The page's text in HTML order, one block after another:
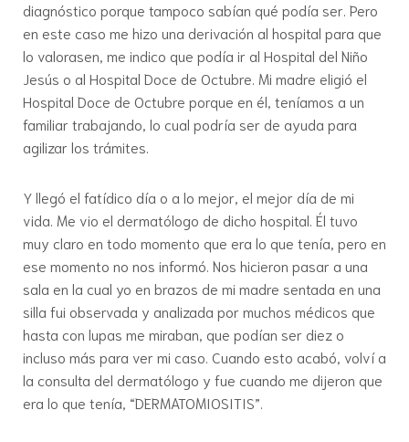
diagnóstico porque tampoco sabían qué podía ser. Pero
en este caso me hizo una derivación al hospital para que
lo valorasen, me indico que podía ir al Hospital del Niño
Jesús o al Hospital Doce de Octubre. Mi madre eligió el
Hospital Doce de Octubre porque en él, teníamos a un
familiar trabajando, lo cual podría ser de ayuda para
agilizar los trámites.
Y llegó el fatídico día o a lo mejor, el mejor día de mi
vida. Me vio el dermatólogo de dicho hospital. Él tuvo
muy claro en todo momento que era lo que tenía, pero en
ese momento no nos informó. Nos hicieron pasar a una
sala en la cual yo en brazos de mi madre sentada en una
silla fui observada y analizada por muchos médicos que
hasta con lupas me miraban, que podían ser diez o
incluso más para ver mi caso. Cuando esto acabó, volví a
la consulta del dermatólogo y fue cuando me dijeron que
era lo que tenía, “DERMATOMIOSITIS”.